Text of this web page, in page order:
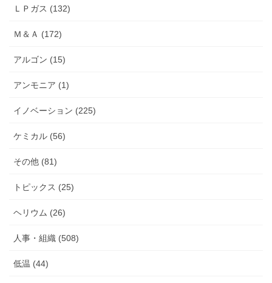
ＬＰガス (132)
Ｍ＆Ａ (172)
アルゴン (15)
アンモニア (1)
イノベーション (225)
ケミカル (56)
その他 (81)
トピックス (25)
ヘリウム (26)
人事・組織 (508)
低温 (44)